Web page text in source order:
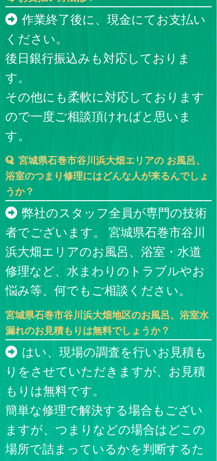
作業終了後に、現金にてお支払い
ください。
後日銀行振込みも対応しておりま
す。
その他にも柔軟に対応しております
ので一度ご相談頂ければと思いま
す。
宮城県石巻市谷川浜大畑エリアの お風呂、
浴室のつまり修理にはどんな人が来るんでしょ
うか？
弊社のスタッフ全員が専門の技術
者でございます。 宮城県石巻市谷川
浜大畑エリアのお風呂、浴室・水道
修理など、水まわりのトラブルやお
悩み等、何でもご相談ください。
宮城県石巻市谷川浜大畑地区のお風呂、浴室水
漏れのお見積もりは無料でしょうか？
はい、現場の調査を行いお見積も
りをさせていただきますが、お見積
もりは無料です。
簡単な修理で解決する場合もござい
ますが、つまりなどの場合はどこの
場所で詰まっているかを判断するた